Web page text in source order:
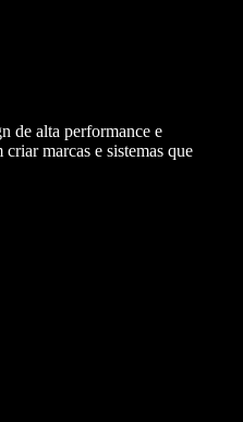
de alta performance e
marcas e sistemas que